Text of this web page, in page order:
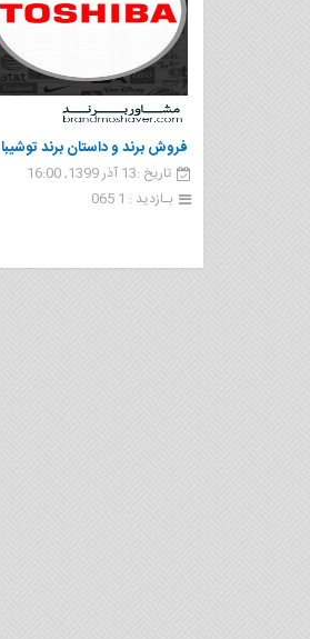
فروش برند و داستان برند توشیبا
تاریخ :13 آذر 1399, 16:00
بـازدید : 1 065